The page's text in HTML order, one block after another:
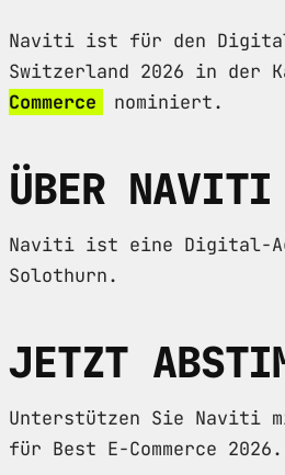
Naviti ist für den Digital
Switzerland 2026 in der
Commerce
nominiert.
ÜBER NAVITI
Naviti ist eine Digital-
Solothurn.
JETZT
Unterstützen Sie Naviti
für Best E-Commerce 2026.